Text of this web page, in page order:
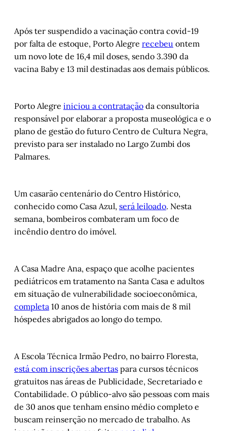
Após ter suspendido a vacinação contra covid-19
por falta de estoque, Porto Alegre recebeu ontem
um novo lote de 16,4 mil doses, sendo 3.390 da
vacina Baby e 13 mil destinadas aos demais públicos.
Porto Alegre iniciou a contratação da consultoria
responsável por elaborar a proposta museológica e o
plano de gestão do futuro Centro de Cultura Negra,
previsto para ser instalado no Largo Zumbi dos
Palmares.
Um casarão centenário do Centro Histórico,
conhecido como Casa Azul, será leiloado. Nesta
semana, bombeiros combateram um foco de
incêndio dentro do imóvel.
A Casa Madre Ana, espaço que acolhe pacientes
pediátricos em tratamento na Santa Casa e adultos
em situação de vulnerabilidade socioeconômica,
completa 10 anos de história com mais de 8 mil
hóspedes abrigados ao longo do tempo.
A Escola Técnica Irmão Pedro, no bairro Floresta,
está com inscrições abertas para cursos técnicos
gratuitos nas áreas de Publicidade, Secretariado e
Contabilidade. O público-alvo são pessoas com mais
de 30 anos que tenham ensino médio completo e
buscam reinserção no mercado de trabalho. As